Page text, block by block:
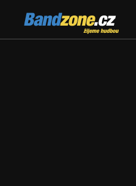
Bandzone.cz
žijeme hudbou